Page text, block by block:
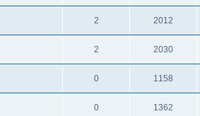
2 2012
2 2030
0 1158
0 1362